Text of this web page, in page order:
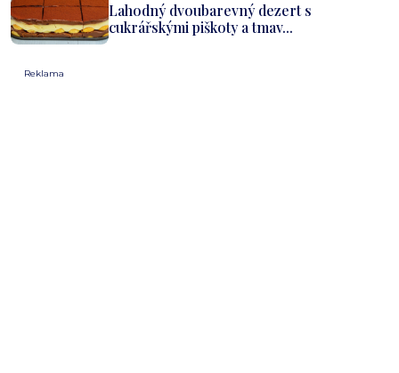
Lahodný dvoubarevný dezert s
cukrářskými piškoty a tmav...
Reklama